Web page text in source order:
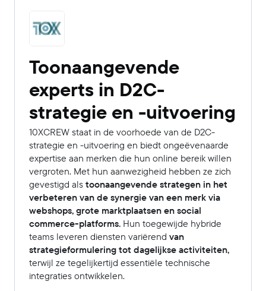
Toonaangevende
experts in D2C-
strategie en -uitvoering
10XCREW staat in de voorhoede van de D2C-
strategie en -uitvoering en biedt ongeëvenaarde
expertise aan merken die hun online bereik willen
vergroten. Met hun aanwezigheid hebben ze zich
gevestigd alstoonaangevende strategen in het
verbeteren van de synergie van een merk via
webshops, grote marktplaatsen en social
commerce-platforms. Hun toegewijde hybride
teams leveren diensten variërend van
strategieformulering tot dagelijkse activiteiten,
terwijl ze tegelijkertijd essentiële technische
integraties ontwikkelen.